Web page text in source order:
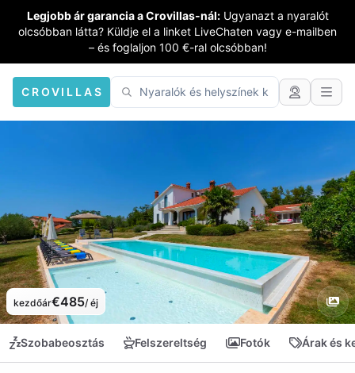
Legjobb ár garancia a Crovillas-nál: Ugyanazt a nyaralót
olcsóbban látta? Küldje el a linket LiveChaten vagy e-mailben
– és foglaljon 100 €-ral olcsóbban!
CROVILLAS
kezdőár€485/ éj
Szobabeosztás Felszereltség Fotók Árak és